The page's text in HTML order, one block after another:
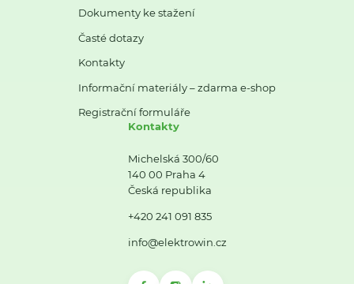
Dokumenty ke stažení
Časté dotazy
Kontakty
Informační materiály – zdarma e-shop
Registrační formuláře
Kontakty
Michelská 300/60
140 00 Praha 4
Česká republika
+420 241 091 835
info@elektrowin.cz